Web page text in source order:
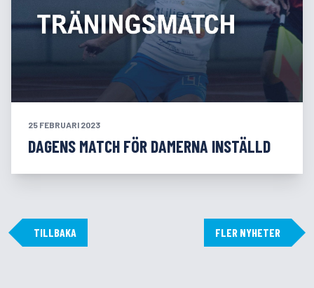
25 FEBRUARI 2023
DAGENS MATCH FÖR DAMERNA INSTÄLLD
TILLBAKA FLER NYHETER